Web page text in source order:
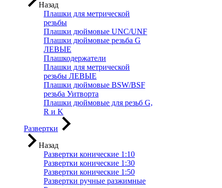
Назад
Плашки для метрической
резьбы
Плашки дюймовые UNC/UNF
Плашки дюймовые резьба G
ЛЕВЫЕ
Плашкодержатели
Плашки для метрической
резьбы ЛЕВЫЕ
Плашки дюймовые BSW/BSF
резьба Уитворта
Плашки дюймовые для резьб G,
R и K
Развертки
Назад
Развертки конические 1:10
Развертки конические 1:30
Развертки конические 1:50
Развертки ручные разжимные